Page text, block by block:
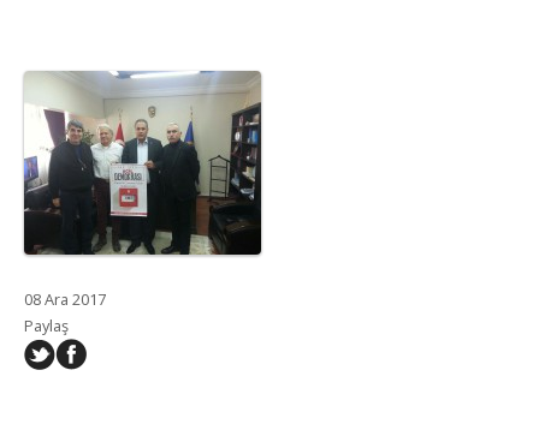
08 Ara 2017
Paylaş